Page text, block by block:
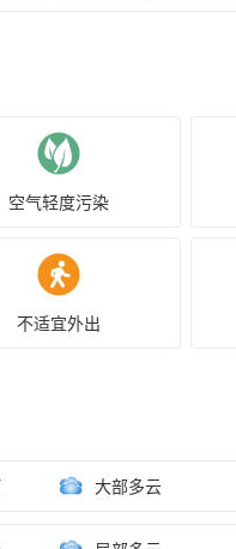
空气轻度污染
不适宜外出
大部多云